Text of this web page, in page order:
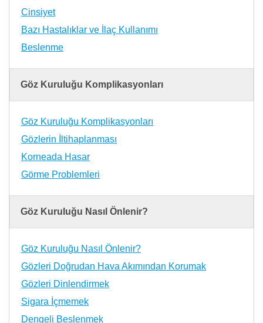
Cinsiyet
Bazı Hastalıklar ve İlaç Kullanımı
Beslenme
Göz Kuruluğu Komplikasyonları
Göz Kuruluğu Komplikasyonları
Gözlerin İltihaplanması
Korneada Hasar
Görme Problemleri
Göz Kuruluğu Nasıl Önlenir?
Göz Kuruluğu Nasıl Önlenir?
Gözleri Doğrudan Hava Akımından Korumak
Gözleri Dinlendirmek
Sigara İçmemek
Dengeli Beslenmek